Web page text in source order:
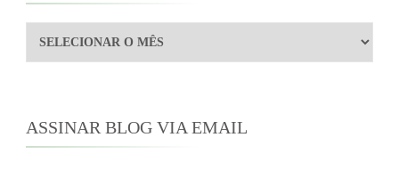
Arquivos
ASSINAR BLOG VIA EMAIL